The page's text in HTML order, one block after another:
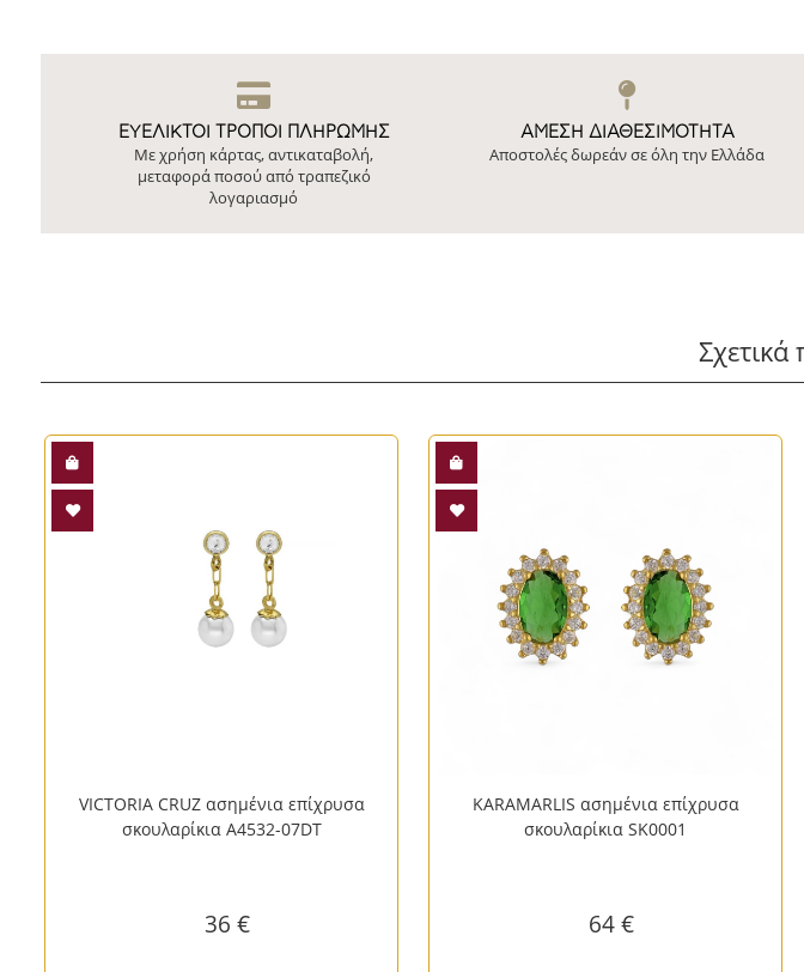
ΕΥΕΛΙΚΤΟΙ ΤΡΟΠΟΙ ΠΛΗΡΩΜΗΣ
Με χρήση κάρτας, αντικαταβολή,
μεταφορά ποσού από τραπεζικό
λογαριασμό
ΆΜΕΣΗ ΔΙΑΘΕΣΙΜΌΤΗΤΑ
Αποστολές δωρεάν σε όλη την Ελλάδα
Σχετικά
VICTORIA CRUZ ασημένια επίχρυσα
σκουλαρίκια A4532-07DT
36 €
KARAMARLIS ασημένια επίχρυσα
σκουλαρίκια SK0001
64 €